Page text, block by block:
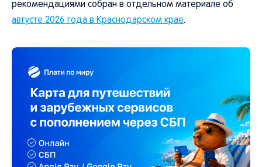
рекомендациями собран в отдельном материале об
августе 2026 года в Краснодарском крае.